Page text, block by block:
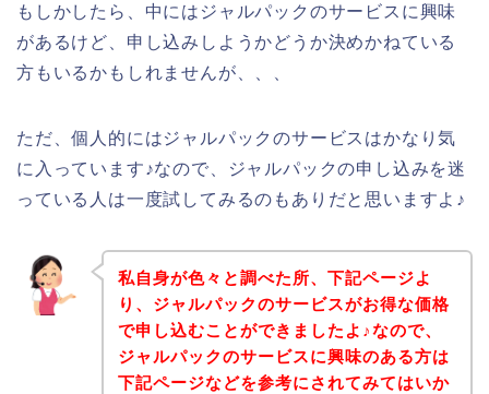
もしかしたら、中にはジャルパックのサービスに興味
があるけど、申し込みしようかどうか決めかねている
方もいるかもしれませんが、、、
ただ、個人的にはジャルパックのサービスはかなり気
に入っています♪なので、ジャルパックの申し込みを迷
っている人は一度試してみるのもありだと思いますよ♪
私自身が色々と調べた所、下記ページよ
り、ジャルパックのサービスがお得な価格
で申し込むことができましたよ♪なので、
ジャルパックのサービスに興味のある方は
下記ページなどを参考にされてみてはいか